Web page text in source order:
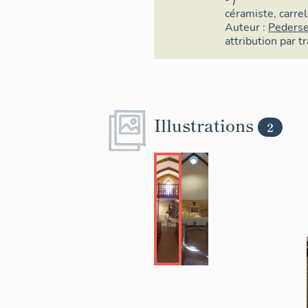
céramiste,
Auteur :
attribution par
Illustrations 2